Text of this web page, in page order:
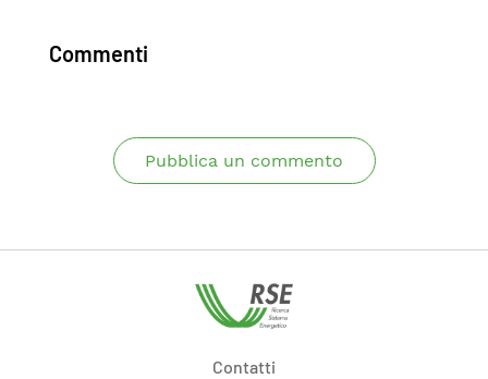
Commenti
Pubblica un commento
Contatti